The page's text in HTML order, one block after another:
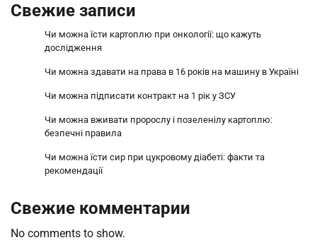
Свежие записи
Чи можна їсти картоплю при онкології: що кажуть
дослідження
Чи можна здавати на права в 16 років на машину в Україні
Чи можна підписати контракт на 1 рік у ЗСУ
Чи можна вживати пророслу і позеленілу картоплю:
безпечні правила
Чи можна їсти сир при цукровому діабеті: факти та
рекомендації
Свежие комментарии
No comments to show.